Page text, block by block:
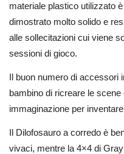
materiale plastico utilizzato
dimostrato molto solido e
alle sollecitazioni cui viene
sessioni di gioco.
Il buon numero di accessori
bambino di ricreare le
immaginazione per
Il Dilofosauro a corredo è
vivaci, mentre la 4×4 di